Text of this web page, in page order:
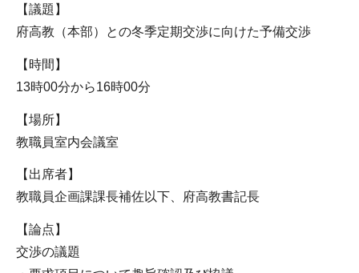
【議題】
府高教（本部）との冬季定期交渉に向けた予備交渉
【時間】
13時00分から16時00分
【場所】
教職員室内会議室
【出席者】
教職員企画課課長補佐以下、府高教書記長
【論点】
交渉の議題